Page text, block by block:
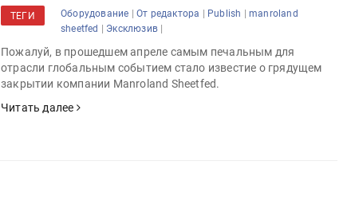
ТЕГИ Оборудование |От редактора | Publish |manroland
sheetfed | Эксклюзив |
Пожалуй, в прошедшем апреле самым печальным для
отрасли глобальным событием стало известие о грядущем
закрытии компании Manroland Sheetfed.
Читать далее